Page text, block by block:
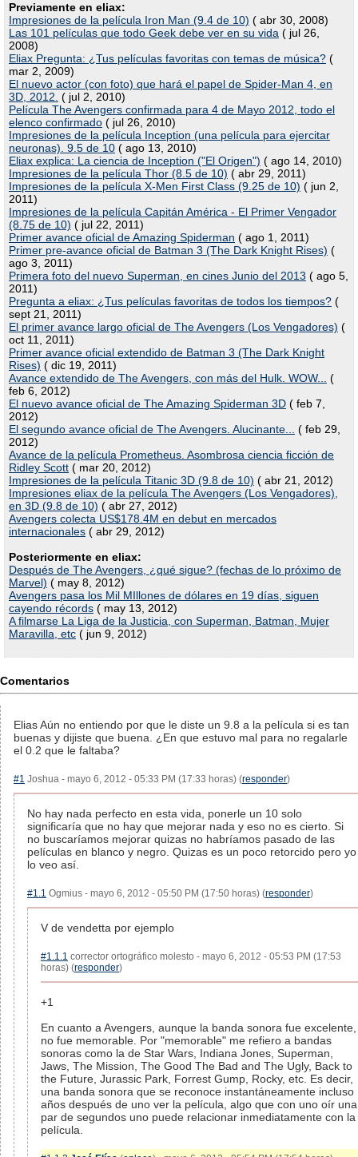
Previamente en eliax:
Impresiones de la película Iron Man (9.4 de 10) ( abr 30, 2008)
Las 101 películas que todo Geek debe ver en su vida ( jul 26,
2008)
Eliax Pregunta: ¿Tus películas favoritas con temas de música? (
mar 2, 2009)
El nuevo actor (con foto) que hará el papel de Spider-Man 4, en
3D, 2012. ( jul 2, 2010)
Película The Avengers confirmada para 4 de Mayo 2012, todo el
elenco confirmado ( jul 26, 2010)
Impresiones de la película Inception (una película para ejercitar
neuronas). 9.5 de 10 ( ago 13, 2010)
Eliax explica: La ciencia de Inception ("El Origen") ( ago 14, 2010)
Impresiones de la película Thor (8.5 de 10) ( abr 29, 2011)
Impresiones de la película X-Men First Class (9.25 de 10) ( jun 2,
2011)
Impresiones de la película Capitán América - El Primer Vengador
(8.75 de 10) ( jul 22, 2011)
Primer avance oficial de Amazing Spiderman ( ago 1, 2011)
Primer pre-avance oficial de Batman 3 (The Dark Knight Rises) (
ago 3, 2011)
Primera foto del nuevo Superman, en cines Junio del 2013 ( ago 5,
2011)
Pregunta a eliax: ¿Tus películas favoritas de todos los tiempos? (
sept 21, 2011)
El primer avance largo oficial de The Avengers (Los Vengadores) (
oct 11, 2011)
Primer avance oficial extendido de Batman 3 (The Dark Knight
Rises) ( dic 19, 2011)
Avance extendido de The Avengers, con más del Hulk. WOW...
(
feb 6, 2012)
El nuevo avance oficial de The Amazing Spiderman 3D ( feb 7,
2012)
El segundo avance oficial de The Avengers. Alucinante...
( feb 29,
2012)
Avance de la película Prometheus. Asombrosa ciencia ficción de
Ridley Scott ( mar 20, 2012)
Impresiones de la película Titanic 3D (9.8 de 10) ( abr 21, 2012)
Impresiones eliax de la película The Avengers (Los Vengadores),
en 3D (9.8 de 10) ( abr 27, 2012)
Avengers colecta US$178.4M en debut en mercados
internacionales ( abr 29, 2012)
Posteriormente en eliax:
Después de The Avengers, ¿qué sigue? (fechas de lo próximo de
Marvel) ( may 8, 2012)
Avengers pasa los Mil MIllones de dólares en 19 días, siguen
cayendo récords ( may 13, 2012)
A filmarse La Liga de la Justicia, con Superman, Batman, Mujer
Maravilla, etc ( jun 9, 2012)
Comentarios
Elias Aún no entiendo por que le diste un 9.8 a la película si es tan
buenas y dijiste que buena. ¿En que estuvo mal para no regalarle
el 0.2 que le faltaba?
#1 Joshua - mayo 6, 2012 - 05:33 PM (17:33 horas) (responder)
No hay nada perfecto en esta vida, ponerle un 10 solo
significaría que no hay que mejorar nada y eso no es cierto. Si
no buscaríamos mejorar quizas no habríamos pasado de las
películas en blanco y negro. Quizas es un poco retorcido pero yo
lo veo así.
#1.1 Ogmius - mayo 6, 2012 - 05:50 PM (17:50 horas) (responder)
V de vendetta por ejemplo
#1.1.1 corrector ortográfico molesto - mayo 6, 2012 - 05:53 PM (17:53
horas) (responder)
+1
En cuanto a Avengers, aunque la banda sonora fue excelente,
no fue memorable. Por "memorable" me refiero a bandas
sonoras como la de Star Wars, Indiana Jones, Superman,
Jaws, The Mission, The Good The Bad and The Ugly, Back to
the Future, Jurassic Park, Forrest Gump, Rocky, etc. Es decir,
una banda sonora que se reconoce instantáneamente incluso
años después de uno ver la película, algo que con uno oír una
par de segundos uno puede relacionar inmediatamente con la
película.